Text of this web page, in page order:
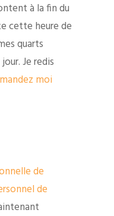
à la fin du
cette heure de
quarts
Je redis
moi
de
de